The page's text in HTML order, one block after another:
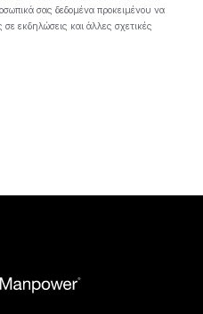
σας δεδομένα προκειμένου να
εκδηλώσεις και άλλες σχετικές